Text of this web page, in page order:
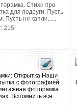
Стихи про
для подруги. Пусть
Пусть ни капли......
215